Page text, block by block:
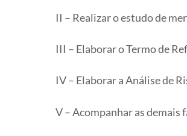
II – Realizar o estudo de
III – Elaborar o Termo de
IV – Elaborar a Análise de
V – Acompanhar as demais